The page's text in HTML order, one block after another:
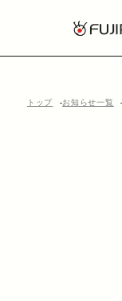
トップ お知らせ一覧